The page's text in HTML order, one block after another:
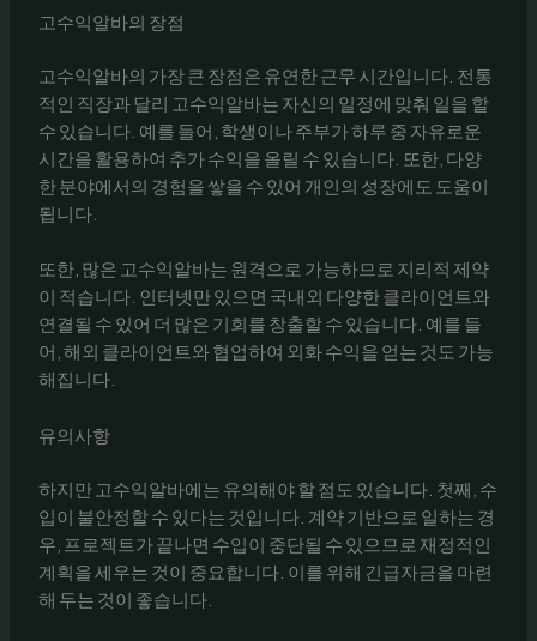
고수익알바의 장점
고수익알바의 가장 큰 장점은 유연한 근무 시간입니다. 전통
적인 직장과 달리 고수익알바는 자신의 일정에 맞춰 일을 할
수 있습니다. 예를 들어, 학생이나 주부가 하루 중 자유로운
시간을 활용하여 추가 수익을 올릴 수 있습니다. 또한, 다양
한 분야에서의 경험을 쌓을 수 있어 개인의 성장에도 도움이
됩니다.
또한, 많은 고수익알바는 원격으로 가능하므로 지리적 제약
이 적습니다. 인터넷만 있으면 국내외 다양한 클라이언트와
연결될 수 있어 더 많은 기회를 창출할 수 있습니다. 예를 들
어, 해외 클라이언트와 협업하여 외화 수익을 얻는 것도 가능
해집니다.
유의사항
하지만 고수익알바에는 유의해야 할 점도 있습니다. 첫째, 수
입이 불안정할 수 있다는 것입니다. 계약 기반으로 일하는 경
우, 프로젝트가 끝나면 수입이 중단될 수 있으므로 재정적인
계획을 세우는 것이 중요합니다. 이를 위해 긴급자금을 마련
해 두는 것이 좋습니다.